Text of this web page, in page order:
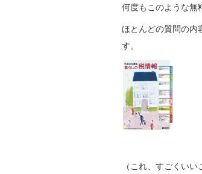
何度もこのような無
ほとんどの質問の内
す。
（これ、すごくい